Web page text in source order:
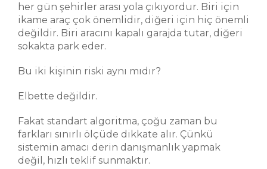
her gün şehirler arası yola çıkıyordur. Biri için
ikame araç çok önemlidir, diğeri için hiç önemli
değildir. Biri aracını kapalı garajda tutar, diğeri
sokakta park eder.
Bu iki kişinin riski aynı mıdır?
Elbette değildir.
Fakat standart algoritma, çoğu zaman bu
farkları sınırlı ölçüde dikkate alır. Çünkü
sistemin amacı derin danışmanlık yapmak
değil, hızlı teklif sunmaktır.